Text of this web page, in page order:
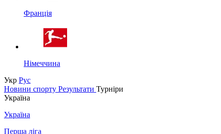
Франція
Німеччина
Укр Рус
Новини спорту Результати Турніри
Україна
Україна
Перша ліга